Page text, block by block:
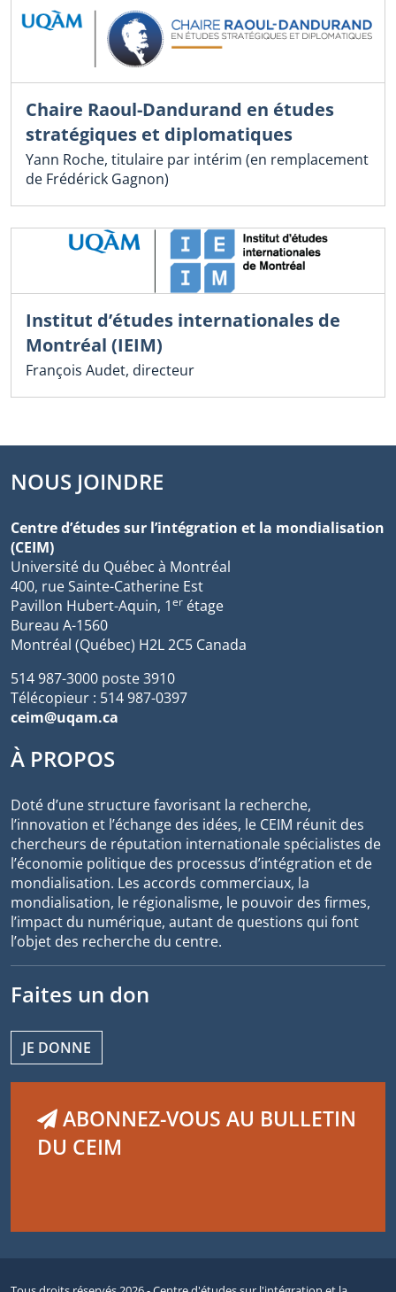
Chaire Raoul-Dandurand en études
stratégiques et diplomatiques
Yann Roche, titulaire par intérim (en remplacement
de Frédérick Gagnon)
Institut d’études internationales de
Montréal (IEIM)
François Audet, directeur
NOUS JOINDRE
Centre d’études sur l’intégration et la mondialisation
(CEIM)
Université du Québec à Montréal
400, rue Sainte-Catherine Est
Pavillon Hubert-Aquin, 1er étage
Bureau A-1560
Montréal (Québec) H2L 2C5 Canada
514 987-3000 poste 3910
Télécopieur : 514 987-0397
ceim@uqam.ca
À PROPOS
Doté d’une structure favorisant la recherche,
l’innovation et l’échange des idées, le CEIM réunit des
chercheurs de réputation internationale spécialistes de
l’économie politique des processus d’intégration et de
mondialisation. Les accords commerciaux, la
mondialisation, le régionalisme, le pouvoir des firmes,
l’impact du numérique, autant de questions qui font
l’objet des recherche du centre.
Faites un don
JE DONNE
ABONNEZ-VOUS AU BULLETIN
DU CEIM